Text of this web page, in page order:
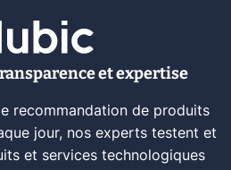
et expertise
recommandation de produits
jour, nos experts testent et
et services technologiques